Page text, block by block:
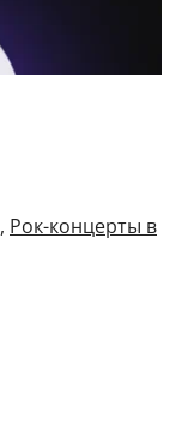
, Рок-концерты в